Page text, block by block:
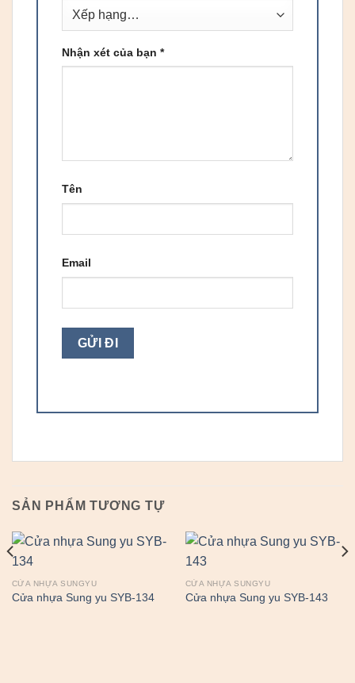
Nhận xét của bạn *
Tên
Email
SẢN PHẨM TƯƠNG TỰ
CỬA NHỰA SUNGYU
Cửa nhựa Sung yu SYB-134
CỬA NHỰA SUNGYU
Cửa nhựa Sung yu SYB-143